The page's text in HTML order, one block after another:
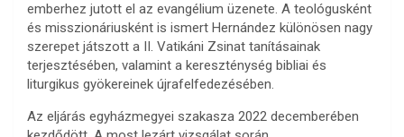
emberhez jutott el az evangélium üzenete. A teológusként
és misszionáriusként is ismert Hernández különösen nagy
szerepet játszott a II. Vatikáni Zsinat tanításainak
terjesztésében, valamint a kereszténység bibliai és
liturgikus gyökereinek újrafelfedezésében.
Az eljárás egyházmegyei szakasza 2022 decemberében